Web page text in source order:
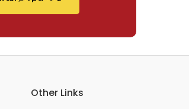
Other Links